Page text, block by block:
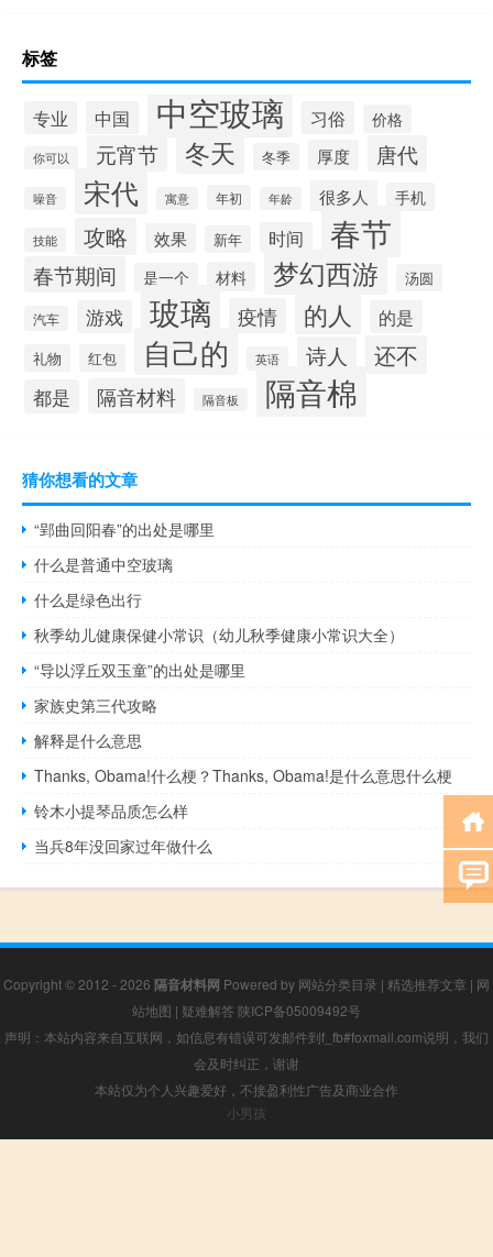
标签
专业 中国 中空玻璃 习俗 价格
你可以 元宵节 冬天 冬季 厚度 唐代
噪音 宋代 寓意 年初 年龄 很多人 手机
技能 攻略 效果 新年 时间 春节
春节期间 是一个 材料 梦幻西游 汤圆
汽车 游戏 玻璃 疫情 的人 的是
礼物 红包 自己的 英语 诗人 还不
都是 隔音材料 隔音板 隔音棉
猜你想看的文章
“郢曲回阳春”的出处是哪里
什么是普通中空玻璃
什么是绿色出行
秋季幼儿健康保健小常识（幼儿秋季健康小常识大全）
“导以浮丘双玉童”的出处是哪里
家族史第三代攻略
解释是什么意思
Thanks, Obama!什么梗？Thanks, Obama!是什么意思什么梗
铃木小提琴品质怎么样
当兵8年没回家过年做什么
Copyright © 2012 - 2026 隔音材料网 Powered by 网站分类目录 | 精选推荐文章 | 网
站地图 | 疑难解答 陕ICP备05009492号
声明：本站内容来自互联网，如信息有错误可发邮件到f_fb#foxmail.com说明，我们
会及时纠正，谢谢
本站仅为个人兴趣爱好，不接盈利性广告及商业合作
小男孩